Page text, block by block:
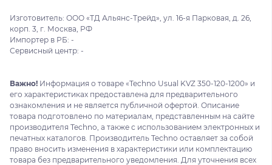
Изготовитель: ООО «ТД Альянс-Трейд», ул. 16-я Парковая, д. 26,
корп. 3, г. Москва, РФ
Импортер в РБ: -
Сервисный центр: -
Важно! Информация о товаре «Techno Usual KVZ 350-120-1200» и
его характеристиках предоставлена для предварительного
ознакомления и не является публичной офертой. Описание
товара подготовлено по материалам, представленным на сайте
производителя Techno, а также с использованием электронных и
печатных каталогов. Производитель Techno оставляет за собой
право вносить изменения в характеристики или комплектацию
товара без предварительного уведомления. Для уточнения всех